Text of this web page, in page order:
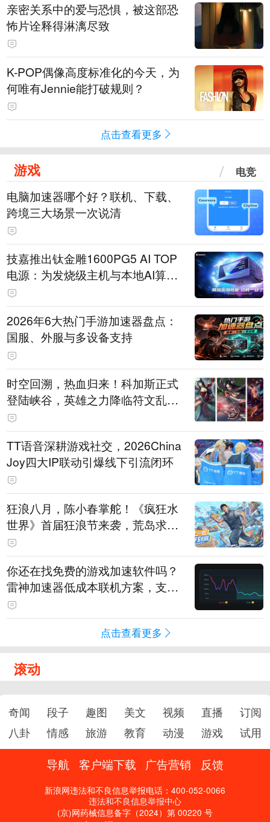
亲密关系中的爱与恐惧，被这部恐
怖片诠释得淋漓尽致
K-POP偶像高度标准化的今天，为
何唯有Jennie能打破规则？
点击查看更多
游戏 电竞
电脑加速器哪个好？联机、下载、
跨境三大场景一次说清
技嘉推出钛金雕1600PG5 AI TOP
电源：为发烧级主机与本地AI算力
打造旗舰供电方案
2026年6大热门手游加速器盘点：
国服、外服与多设备支持
时空回溯，热血归来！科加斯正式
登陆峡谷，英雄之力降临符文乱
斗！
TT语音深耕游戏社交，2026China
Joy四大IP联动引爆线下引流闭环
狂浪八月，陈小春掌舵！《疯狂水
世界》首届狂浪节来袭，荒岛求生
直播即将开启
你还在找免费的游戏加速软件吗？
雷神加速器低成本联机方案，支持
免费试用
点击查看更多
滚动
奇闻 段子 趣图 美文 视频 直播
订阅
八卦
情感 旅游 教育 动漫 游戏 试用
导航 客户端下载 广告营销 反馈
新浪网违法和不良信息举报电话：400-052-0066
违法和不良信息举报中心
(京)网药械信息备字（2024）第 00220 号